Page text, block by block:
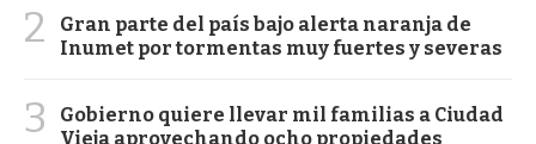
2
Gran parte del país bajo alerta naranja de
Inumet por tormentas muy fuertes y severas
3
Gobierno quiere llevar mil familias a Ciudad
Vieja aprovechando ocho propiedades